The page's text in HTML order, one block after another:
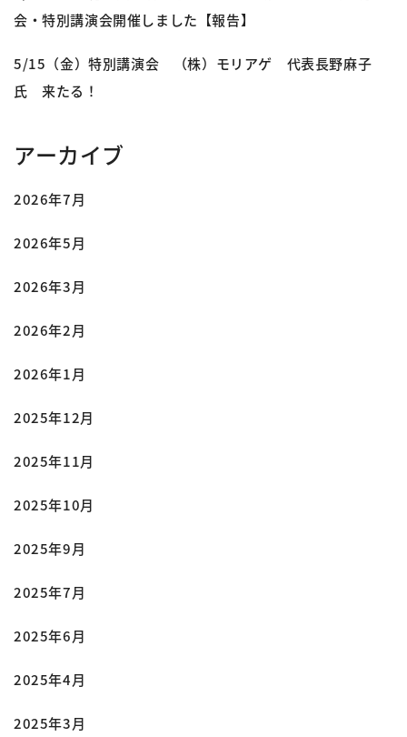
会・特別講演会開催しました【報告】
5/15（金）特別講演会 （株）モリアゲ 代表長野麻子
氏 来たる！
アーカイブ
2026年7月
2026年5月
2026年3月
2026年2月
2026年1月
2025年12月
2025年11月
2025年10月
2025年9月
2025年7月
2025年6月
2025年4月
2025年3月